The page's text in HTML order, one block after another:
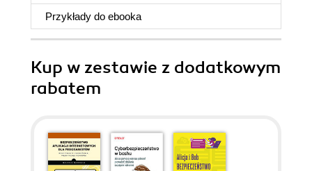
Przykłady do ebooka
Kup w zestawie z dodatkowym
rabatem